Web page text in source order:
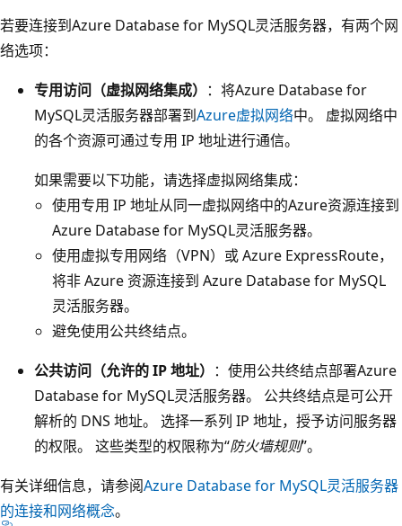
若要连接到Azure Database for MySQL灵活服务器，有两个网
络选项：
专用访问（虚拟网络集成） ：将Azure Database for
MySQL灵活服务器部署到Azure虚拟网络中。 虚拟网络中
的各个资源可通过专用 IP 地址进行通信。
如果需要以下功能，请选择虚拟网络集成：
使用专用 IP 地址从同一虚拟网络中的Azure资源连接到
Azure Database for MySQL灵活服务器。
使用虚拟专用网络（VPN）或 Azure ExpressRoute，
将非 Azure 资源连接到 Azure Database for MySQL
灵活服务器。
避免使用公共终结点。
公共访问（允许的 IP 地址） ：使用公共终结点部署Azure
Database for MySQL灵活服务器。 公共终结点是可公开
解析的 DNS 地址。 选择一系列 IP 地址，授予访问服务器
的权限。 这些类型的权限称为“防火墙规则”。
有关详细信息，请参阅Azure Database for MySQL灵活服务器
的连接和网络概念。